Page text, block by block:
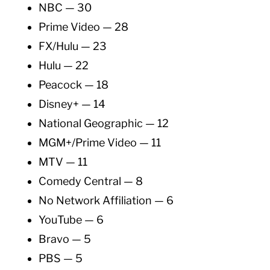
NBC — 30
Prime Video — 28
FX/Hulu — 23
Hulu — 22
Peacock — 18
Disney+ — 14
National Geographic — 12
MGM+/Prime Video — 11
MTV — 11
Comedy Central — 8
No Network Affiliation — 6
YouTube — 6
Bravo — 5
PBS — 5